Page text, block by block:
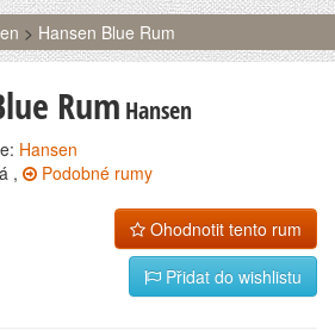
> Hansen Blue Rum
Rum Hansen
Hansen
,
Podobné rumy
Ohodnotit tento rum
Přidat do wishlistu